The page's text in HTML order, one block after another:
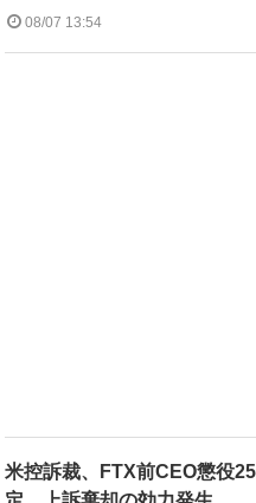
08/07 13:54
米控訴裁、FTX前CEO懲役